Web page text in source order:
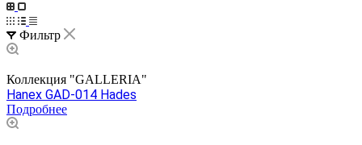
Фильтр
Коллекция "GALLERIA"
Hanex GAD-014 Hades
Подробнее